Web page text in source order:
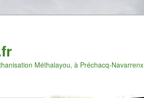
Méthalayou, à Préchacq-Navarrenx